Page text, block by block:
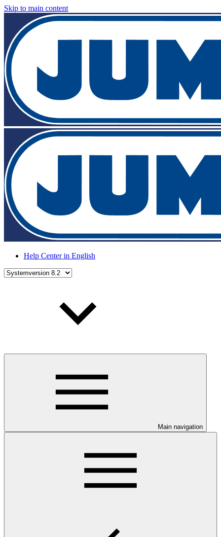
Skip to main content
Help Center in English
Main navigation